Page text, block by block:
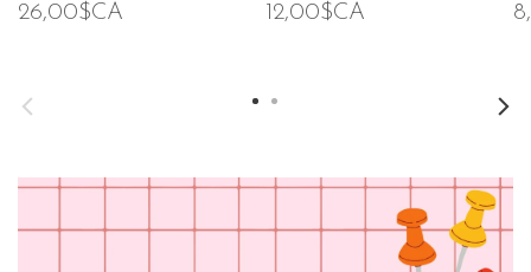
26,00$CA 12,00$CA